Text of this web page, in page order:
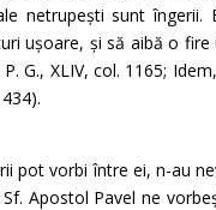
netrupești sunt îngerii.
ușoare, și să aibă o fire
G., XLIV, col. 1165;
pot vorbi între ei, n-au
Apostol Pavel ne